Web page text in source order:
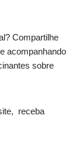
Compartilhe
acompanhando
sobre
receba